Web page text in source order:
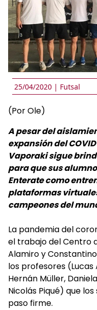
25/04/2020 | Futsal
(Por Ole)
A pesar del
expansión del
Vaporaki sigue
para que sus
Enterate como
plataformas
campeones del
La pandemia del
el trabajo del Centro
Alamiro y
los profesores (Lucas
Hernán Müller,
Nicolás Piqué) que
paso firme.